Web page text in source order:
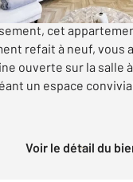
du quartier
cet
refait à neuf, vous
ouverte sur la salle
un espace
Voir le détail du